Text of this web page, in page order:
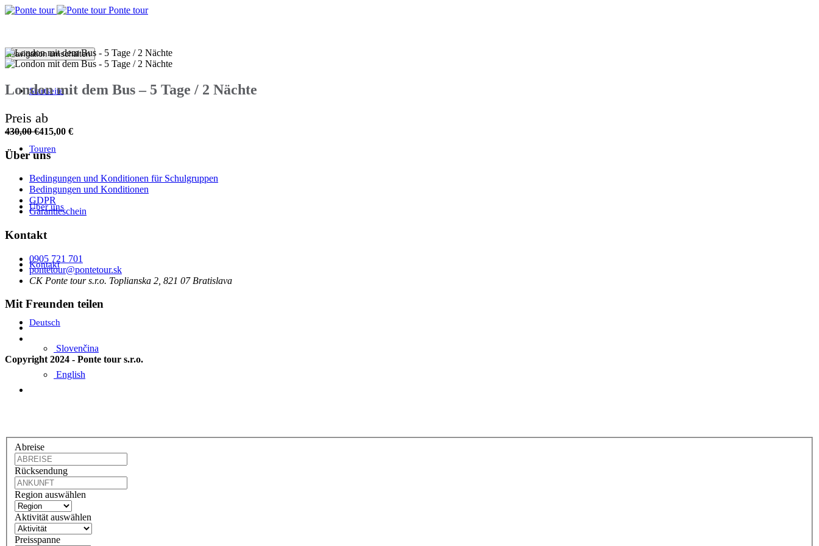
Ponte tour
Navigation umschalten
Startseite
Touren
Über uns
Kontakt
Deutsch
Slovenčina
English
Abreise
Rücksendung
Region auswählen
Aktivität auswählen
Preisspanne
London mit dem Bus – 5 Tage / 2 Nächte
Preis ab
430,00 €415,00 €
Über uns
Bedingungen und Konditionen für Schulgruppen
Bedingungen und Konditionen
GDPR
Garantieschein
Kontakt
0905 721 701
pontetour@pontetour.sk
CK Ponte tour s.r.o. Toplianska 2, 821 07 Bratislava
Mit Freunden teilen
Copyright 2024 - Ponte tour s.r.o.